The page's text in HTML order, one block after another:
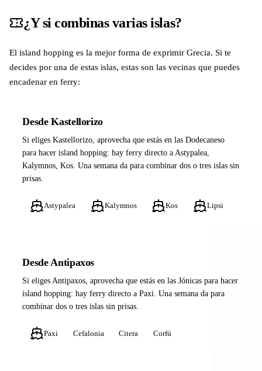
¿Y si combinas varias islas?
El island hopping es la mejor forma de exprimir Grecia. Si te
decides por una de estas islas, estas son las vecinas que puedes
encadenar en ferry:
Desde Kastellorizo
Si eliges Kastellorizo, aprovecha que estás en las Dodecaneso
para hacer island hopping: hay ferry directo a Astypalea,
Kalymnos, Kos. Una semana da para combinar dos o tres islas sin
prisas.
Astypalea Kalymnos Kos Lipsi
Desde Antipaxos
Si eliges Antipaxos, aprovecha que estás en las Jónicas para hacer
island hopping: hay ferry directo a Paxi. Una semana da para
combinar dos o tres islas sin prisas.
Paxi Cefalonia Citera Corfú